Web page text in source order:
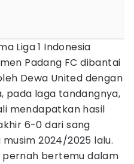
Liga 1 Indonesia
Padang FC dibantai
Dewa United dengan
pada laga tandangnya,
mendapatkan hasil
6-0 dari sang
musim 2024/2025 lalu.
pernah bertemu dalam